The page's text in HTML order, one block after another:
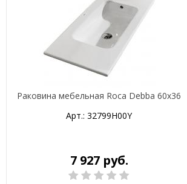
Раковина мебельная Roca Debba 60х36
Арт.: 32799H00Y
7 927 руб.